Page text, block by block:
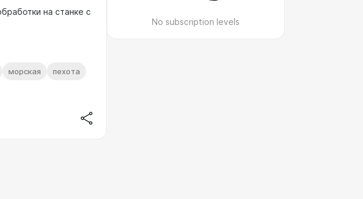
на станке с
морская
пехота
No subscription levels